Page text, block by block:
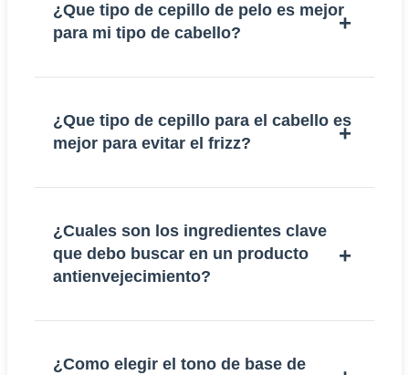
¿Que tipo de cepillo de pelo es mejor
para mi tipo de cabello?
¿Que tipo de cepillo para el cabello es
mejor para evitar el frizz?
¿Cuales son los ingredientes clave
que debo buscar en un producto
antienvejecimiento?
¿Como elegir el tono de base de